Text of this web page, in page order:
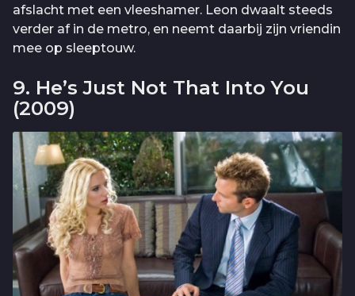
afslacht met een vleeshamer. Leon dwaalt steeds
verder af in de metro, en neemt daarbij zijn vriendin
mee op sleeptouw.
9. He’s Just Not That Into You
(2009)